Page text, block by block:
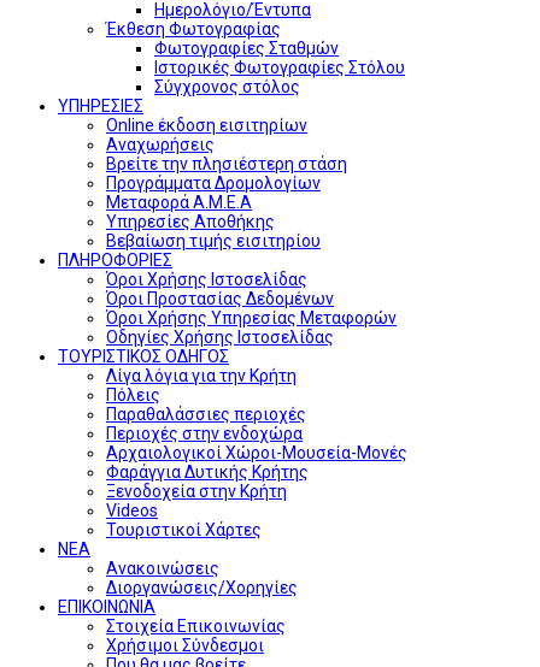
Ημερολόγιο/Έντυπα
Έκθεση Φωτογραφίας
Φωτογραφίες Σταθμών
Ιστορικές Φωτογραφίες Στόλου
Σύγχρονος στόλος
ΥΠΗΡΕΣΙΕΣ
Online έκδοση εισιτηρίων
Αναχωρήσεις
Βρείτε την πλησιέστερη στάση
Προγράμματα Δρομολογίων
Μεταφορά Α.Μ.Ε.Α
Υπηρεσίες Αποθήκης
Βεβαίωση τιμής εισιτηρίου
ΠΛΗΡΟΦΟΡΙΕΣ
Όροι Χρήσης Ιστοσελίδας
Όροι Προστασίας Δεδομένων
Όροι Χρήσης Υπηρεσίας Μεταφορών
Οδηγίες Χρήσης Ιστοσελίδας
ΤΟΥΡΙΣΤΙΚΟΣ ΟΔΗΓΟΣ
Λίγα λόγια για την Κρήτη
Πόλεις
Παραθαλάσσιες περιοχές
Περιοχές στην ενδοχώρα
Αρχαιολογικοί Χώροι-Μουσεία-Μονές
Φαράγγια Δυτικής Κρήτης
Ξενοδοχεία στην Κρήτη
Videos
Τουριστικοί Χάρτες
ΝΕΑ
Ανακοινώσεις
Διοργανώσεις/Χορηγίες
ΕΠΙΚΟΙΝΩΝΙΑ
Στοιχεία Επικοινωνίας
Χρήσιμοι Σύνδεσμοι